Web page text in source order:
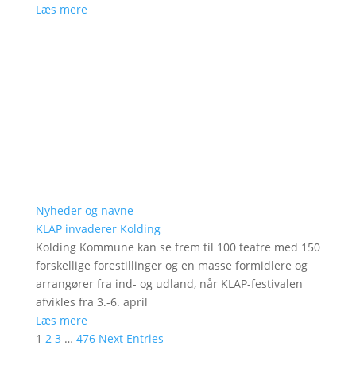
Læs mere
Nyheder og navne
KLAP invaderer Kolding
Kolding Kommune kan se frem til 100 teatre med 150
forskellige forestillinger og en masse formidlere og
arrangører fra ind- og udland, når KLAP-festivalen
afvikles fra 3.-6. april
Læs mere
1 2 3 … 476 Next Entries